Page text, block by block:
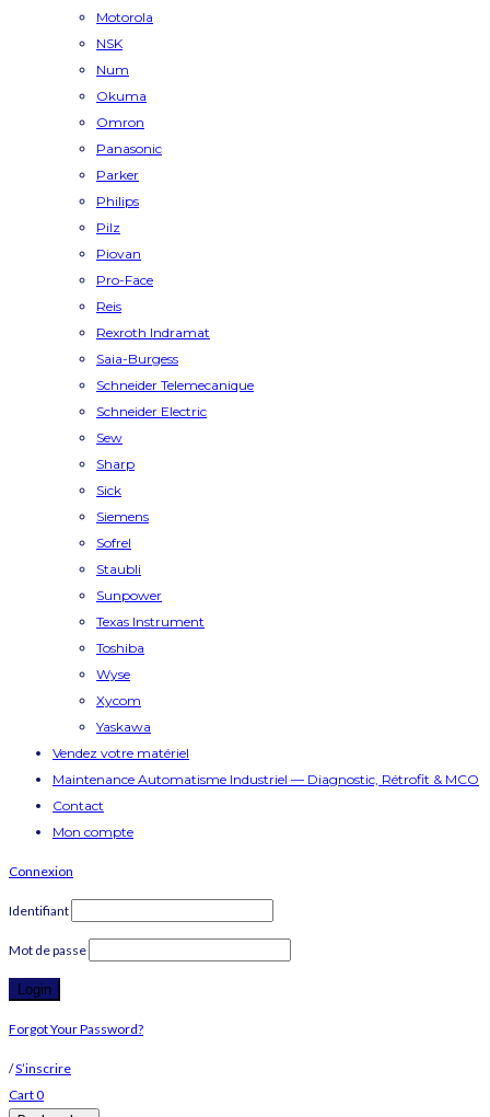
Motorola
NSK
Num
Okuma
Omron
Panasonic
Parker
Philips
Pilz
Piovan
Pro-Face
Reis
Rexroth Indramat
Saia-Burgess
Schneider Telemecanique
Schneider Electric
Sew
Sharp
Sick
Siemens
Sofrel
Staubli
Sunpower
Texas Instrument
Toshiba
Wyse
Xycom
Yaskawa
Vendez votre matériel
Maintenance Automatisme Industriel — Diagnostic, Rétrofit & MCO
Contact
Mon compte
Connexion
Identifiant
Mot de passe
Forgot Your Password?
/S’inscrire
Cart0